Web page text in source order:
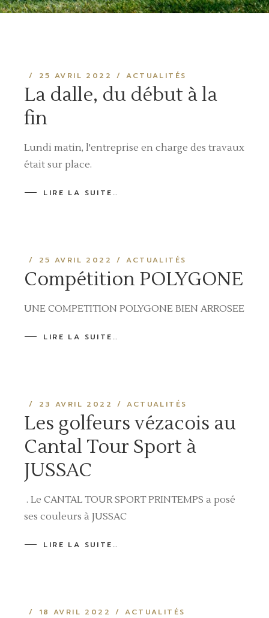
25 AVRIL 2022 ACTUALITÉS
La dalle, du début à la
fin
Lundi matin, l'entreprise en charge des travaux
était sur place.
LIRE LA SUITE…
25 AVRIL 2022 ACTUALITÉS
Compétition POLYGONE
UNE COMPETITION POLYGONE BIEN ARROSEE
LIRE LA SUITE…
23 AVRIL 2022 ACTUALITÉS
Les golfeurs vézacois au
Cantal Tour Sport à
JUSSAC
. Le CANTAL TOUR SPORT PRINTEMPS a posé
ses couleurs à JUSSAC
LIRE LA SUITE…
18 AVRIL 2022 ACTUALITÉS